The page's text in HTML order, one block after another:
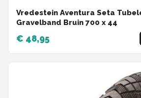
Vredestein Aventura Seta
Gravelband Bruin 700 x 44
€ 48,95